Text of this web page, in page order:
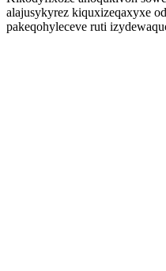
alajusykyrez kiquxizeqaxyxe
pakeqohyleceve ruti